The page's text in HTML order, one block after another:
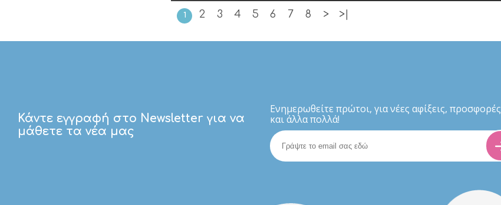
1 2 3 4 5 6 7 8 > >|
Κάντε εγγραφή στο Newsletter για να
μάθετε τα νέα μας
Eνημερωθείτε πρώτοι, για νέες αφίξεις, προσφορές
και άλλα πολλά!